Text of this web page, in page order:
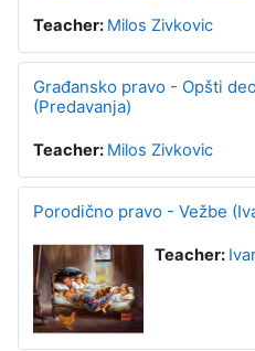
Teacher: Milos Zivkovic
Građansko pravo - Opšti
(Predavanja)
Teacher: Milos Zivkovic
Porodično pravo - Vežbe
Teacher: